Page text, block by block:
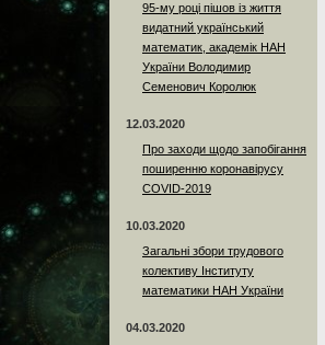
95-му році пішов із життя
видатний український
математик, академік НАН
України Володимир
Семенович Королюк
12.03.2020
Про заходи щодо запобігання
поширенню коронавірусу
COVID-2019
10.03.2020
Загальні збори трудового
колективу Інституту
математики НАН України
04.03.2020